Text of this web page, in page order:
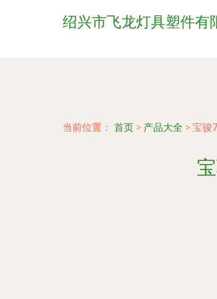
绍兴市飞龙灯具塑件有
当前位置： 首页 > 产品大全 > 宝骏